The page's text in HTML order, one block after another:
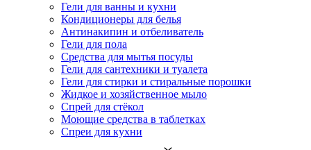
Гели для ванны и кухни
Кондиционеры для белья
Антинакипин и отбеливатель
Гели для пола
Средства для мытья посуды
Гели для сантехники и туалета
Гели для стирки и стиральные порошки
Жидкое и хозяйственное мыло
Спрей для стёкол
Моющие средства в таблетках
Спреи для кухни